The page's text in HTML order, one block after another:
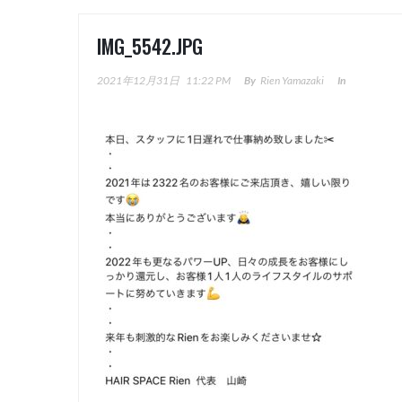
IMG_5542.JPG
2021年12月31日 11:22 PM By Rien Yamazaki In